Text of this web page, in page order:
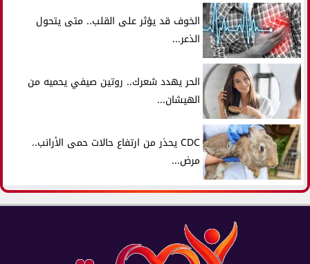
الخوف قد يؤثر على القلب.. متى يتحول
الذعر...
الحر يهدد شعرك.. روتين صيفي يحميه من
الهيشان...
CDC يحذر من ارتفاع حالات حمى الأرانب..
مرض...